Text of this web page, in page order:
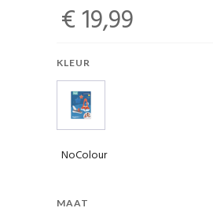
€ 19,99
KLEUR
NoColour
MAAT